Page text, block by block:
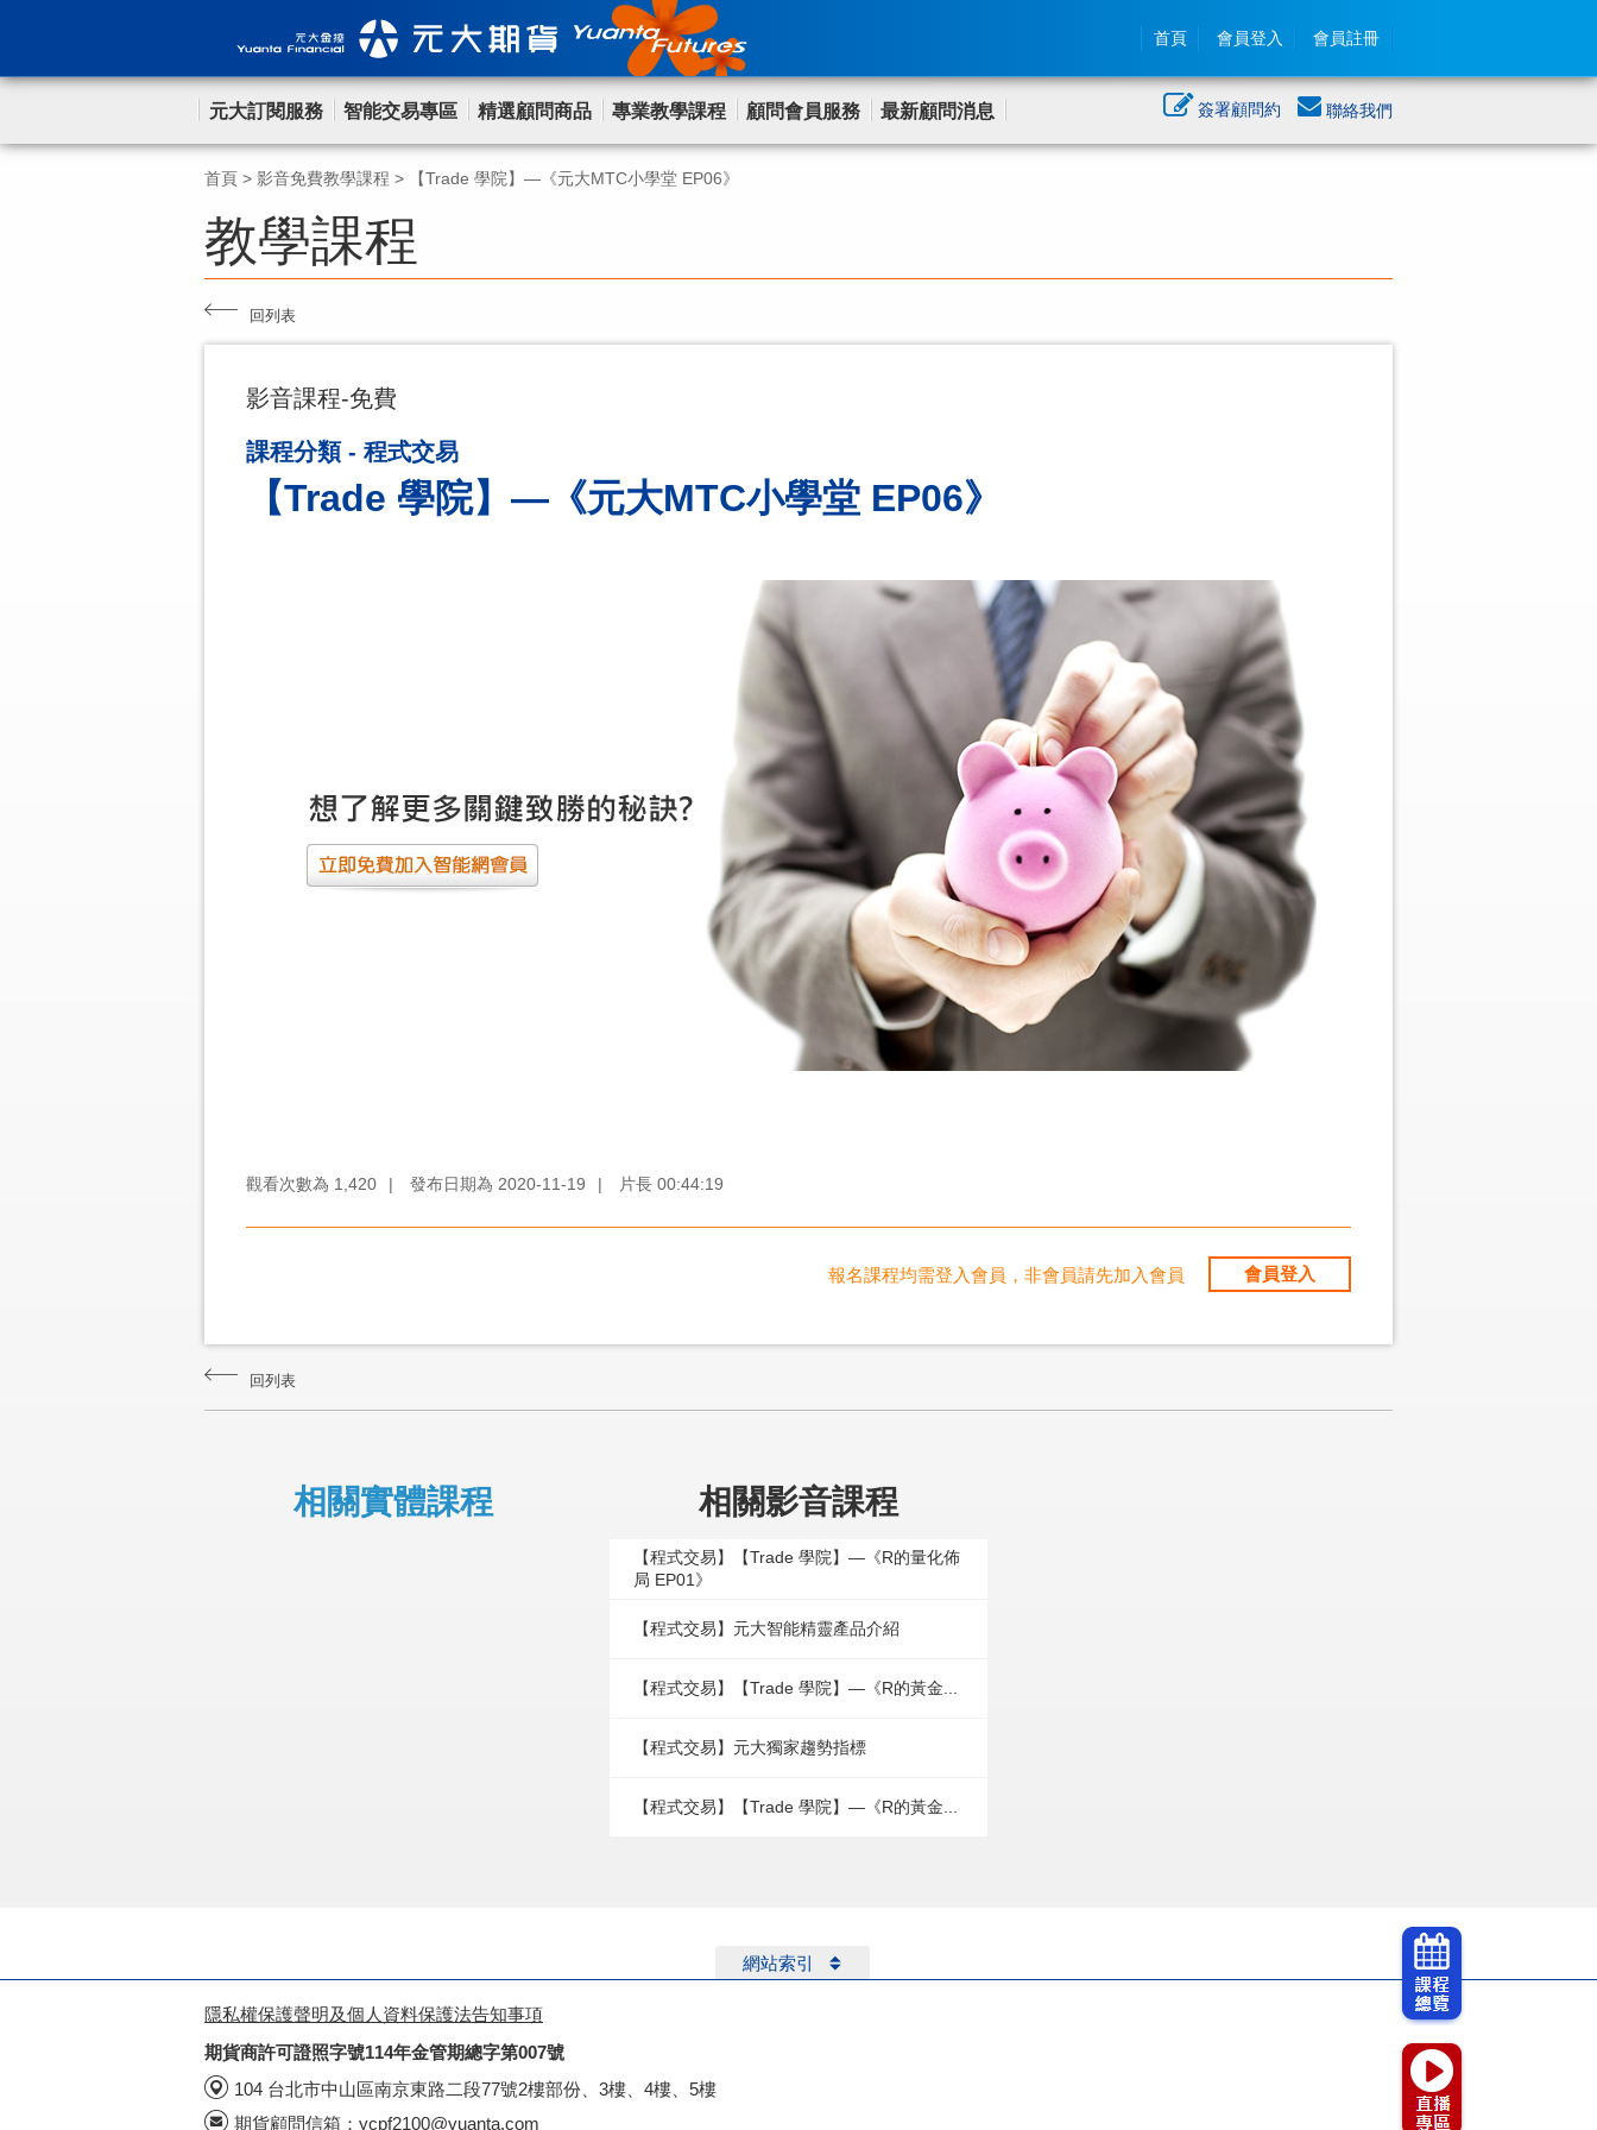
首頁 會員登入 會員註冊
元大訂閱服務 智能交易專區 精選顧問商品 專業教學課程 顧問會員服務 最新顧問消息 簽署顧問約 聯絡我們
首頁 > 影音免費教學課程 > 【Trade 學院】—《元大MTC小學堂 EP06》
教學課程
回列表
影音課程-免費
課程分類 - 程式交易
【Trade 學院】—《元大MTC小學堂 EP06》
觀看次數為 1,420 | 發布日期為 2020-11-19 | 片長 00:44:19
會員登入
報名課程均需登入會員，非會員請先加入會員
回列表
相關實體課程 相關影音課程
【程式交易】【Trade 學院】—《R的量化佈
局 EP01》
【程式交易】元大智能精靈產品介紹
【程式交易】【Trade 學院】—《R的黃金...
【程式交易】元大獨家趨勢指標
【程式交易】【Trade 學院】—《R的黃金...
網站索引
隱私權保護聲明及個人資料保護法告知事項
期貨商許可證照字號114年金管期總字第007號
104 台北市中山區南京東路二段77號2樓部份、3樓、4樓、5樓
期貨顧問信箱： ycpf2100@yuanta.com